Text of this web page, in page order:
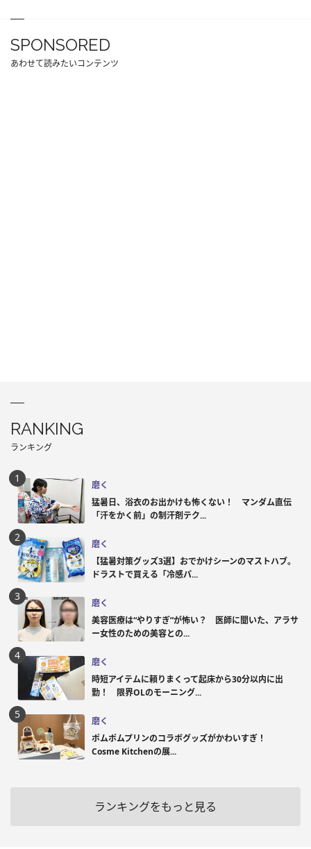
SPONSORED
あわせて読みたいコンテンツ
RANKING
ランキング
磨く
猛暑日、浴衣のお出かけも怖くない！ マンダム直伝
「汗をかく前」の制汗剤テク...
磨く
【猛暑対策グッズ3選】おでかけシーンのマストハブ。
ドラストで買える「冷感パ...
磨く
美容医療は“やりすぎ”が怖い？ 医師に聞いた、アラサ
ー女性のための美容との...
磨く
時短アイテムに頼りまくって起床から30分以内に出
勤！ 限界OLのモーニング...
磨く
ポムポムプリンのコラボグッズがかわいすぎ！
Cosme Kitchenの展...
ランキングをもっと見る